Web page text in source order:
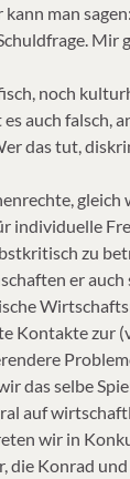
man
noch
auch falsch,
das tut,
individuelle
zu
er auch
Kontakte zur
das selbe
auf
wir in
die Konrad